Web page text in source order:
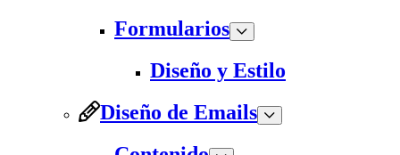
Formularios
Diseño y Estilo
Diseño de Emails